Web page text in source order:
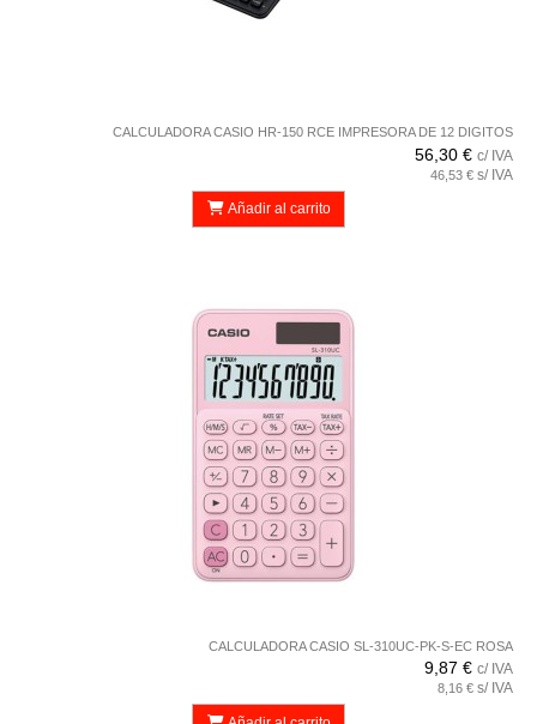
CALCULADORA CASIO HR-150 RCE IMPRESORA DE 12 DIGITOS
56,30 € c/ IVA
46,53 € s/ IVA
Añadir al carrito
CALCULADORA CASIO SL-310UC-PK-S-EC ROSA
9,87 € c/ IVA
8,16 € s/ IVA